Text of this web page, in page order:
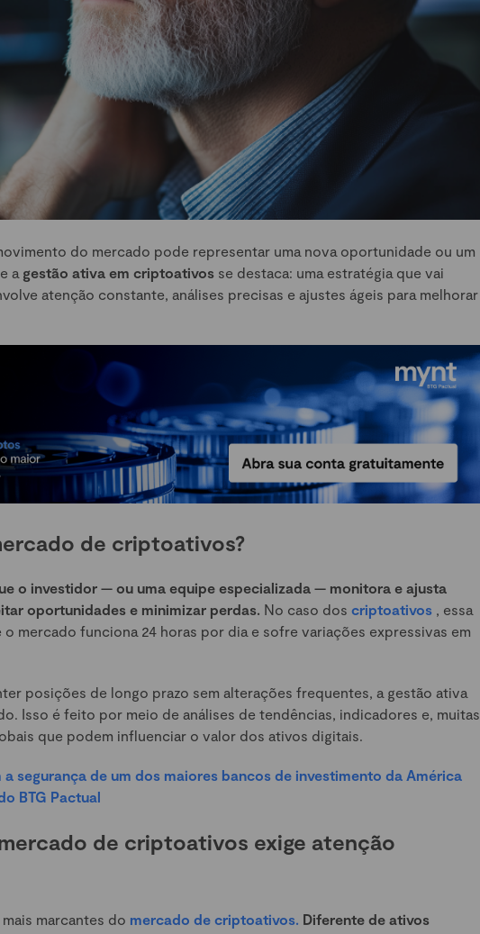
do mercado pode representar uma nova oportunidade ou um
a gestão ativa em criptoativos se destaca: uma estratégia que vai
atenção constante, análises precisas e ajustes ágeis para melhorar
de criptoativos?
o investidor — ou uma equipe especializada — monitora e ajusta
oportunidades e minimizar perdas. No caso dos criptoativos , essa
mercado funciona 24 horas por dia e sofre variações expressivas em
posições de longo prazo sem alterações frequentes, a gestão ativa
Isso é feito por meio de análises de tendências, indicadores e, muitas
que podem influenciar o valor dos ativos digitais.
segurança de um dos maiores bancos de investimento da América
BTG Pactual
de criptoativos exige atenção
marcantes do mercado de criptoativos. Diferente de ativos